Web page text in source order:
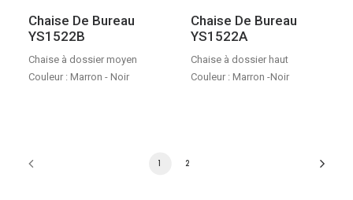
Chaise De Bureau
YS1522B
Chaise à dossier moyen
Couleur : Marron - Noir
Chaise De Bureau
YS1522A
Chaise à dossier haut
Couleur : Marron -Noir
1 2